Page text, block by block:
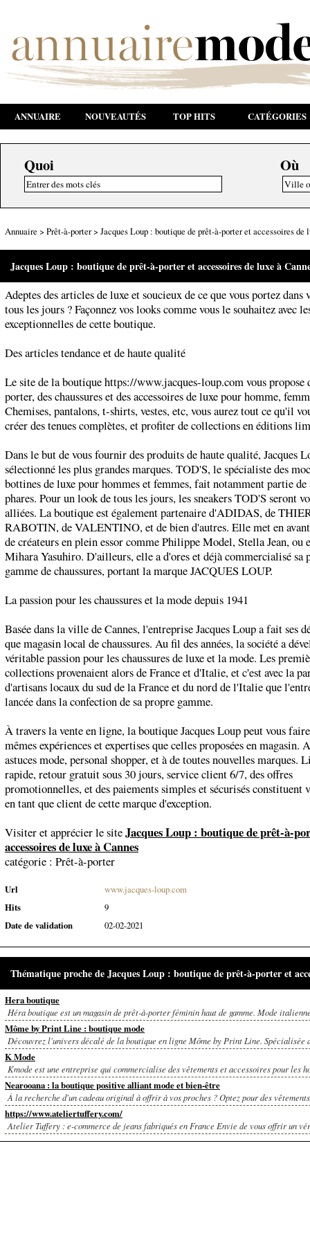
ANNUAIRE NOUVEAUTÉS TOP HITS CATÉGORIES
Quoi Où
Annuaire > Prêt-à-porter> Jacques Loup : boutique de prêt-à-porter et accessoires de
Jacques Loup : boutique de prêt-à-porter et accessoires de luxe à
Adeptes des articles de luxe et soucieux de ce que vous portez dans
tous les jours ? Façonnez vos looks comme vous le souhaitez avec
exceptionnelles de cette boutique.
Des articles tendance et de haute qualité
Le site de la boutique https://www.jacques-loup.com vous propose
porter, des chaussures et des accessoires de luxe pour homme,
Chemises, pantalons, t-shirts, vestes, etc, vous aurez tout ce qu'il
créer des tenues complètes, et profiter de collections en éditions
Dans le but de vous fournir des produits de haute qualité, Jacques
sélectionné les plus grandes marques. TOD'S, le spécialiste des
bottines de luxe pour hommes et femmes, fait notamment partie de
phares. Pour un look de tous les jours, les sneakers TOD'S seront
alliées. La boutique est également partenaire d'ADIDAS, de
RABOTIN, de VALENTINO, et de bien d'autres. Elle met en
de créateurs en plein essor comme Philippe Model, Stella Jean, ou
Mihara Yasuhiro. D'ailleurs, elle a d'ores et déjà commercialisé sa
gamme de chaussures, portant la marque JACQUES LOUP.
La passion pour les chaussures et la mode depuis 1941
Basée dans la ville de Cannes, l'entreprise Jacques Loup a fait ses
que magasin local de chaussures. Au fil des années, la société a
véritable passion pour les chaussures de luxe et la mode. Les
collections provenaient alors de France et d'Italie, et c'est avec la
d'artisans locaux du sud de la France et du nord de l'Italie que
lancée dans la confection de sa propre gamme.
À travers la vente en ligne, la boutique Jacques Loup peut vous
mêmes expériences et expertises que celles proposées en magasin.
astuces mode, personal shopper, et à de toutes nouvelles marques.
rapide, retour gratuit sous 30 jours, service client 6/7, des offres
promotionnelles, et des paiements simples et sécurisés constituent
en tant que client de cette marque d'exception.
Visiter et apprécier le siteJacques Loup : boutique de prêt-à-
accessoires de luxe à Cannes
catégorie : Prêt-à-porter
Url
www.jacques-loup.com
Hits
9
Date de validation
02-02-2021
Thématique proche de Jacques Loup : boutique de prêt-à-porter et
Hera boutique
Héra boutique est un magasin de prêt-à-porter féminin haut de gamme. Mode
Môme by Print Line : boutique mode
Découvrez l'univers décalé de la boutique en ligne Môme by Print Line. Spécialisée
K Mode
Kmode est une entreprise qui commercialise des vêtements et accessoires pour les
Nearooana : la boutique positive alliant mode et bien-être
À la recherche d'un cadeau original à offrir à vos proches ? Optez pour des
https://www.ateliertuffery.com/
Atelier Tuffery : e-commerce de jeans fabriqués en France Envie de vous offrir un